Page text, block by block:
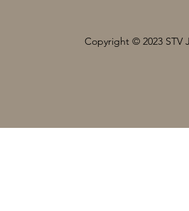
Copyright © 2023 STV